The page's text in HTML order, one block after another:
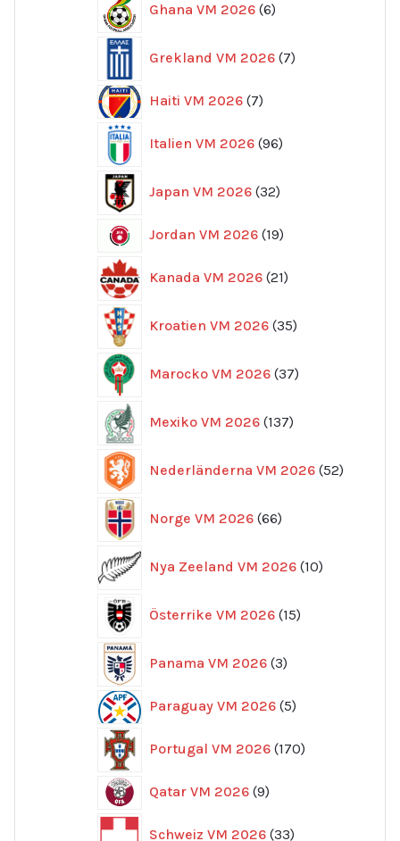
Ghana VM 2026 6
produkter
Grekland VM 2026 7
produkter
Haiti VM 2026 77
Italien VM 2026 96
produkter
Japan VM 2026 32
produkter
Jordan VM 2026 1919
Kanada VM 2026 21
produkter
Kroatien VM 2026 35
produkter
Marocko VM 2026 37
produkter
Mexiko VM 2026 137
produkter
Nederländerna VM 2026 52
Norge VM 2026 66
produkter
Nya Zeeland VM 2026 10
produkter
Österrike VM 2026 15
produkter
Panama VM 2026 3
produkter
Paraguay VM 2026 55
Portugal VM 2026 170
produkter
Qatar VM 2026 99
Schweiz VM 2026 33